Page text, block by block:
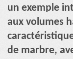
un exemple
aux volumes
de marbre,